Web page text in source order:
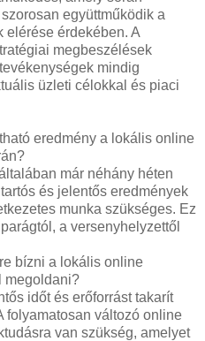
együttműködik a
elérése érdekében. A
megbeszélések
mindig
üzleti célokkal és piaci
eredmény a lokális online
már néhány héten
és jelentős eredmények
munka szükséges. Ez
a versenyhelyzettől
bízni a lokális online
megoldani?
időt és erőforrást takarít
folyamatosan változó online
van szükség, amelyet